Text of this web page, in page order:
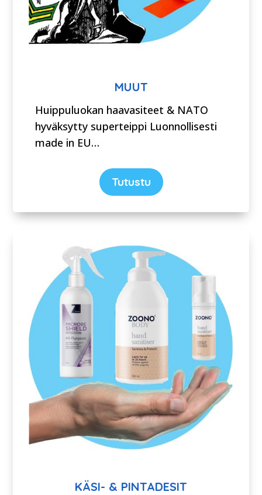
MUUT
Huippuluokan haavasiteet & NATO
hyväksytty superteippi Luonnollisesti
made in EU…
Tutustu
KÄSI- & PINTADESIT